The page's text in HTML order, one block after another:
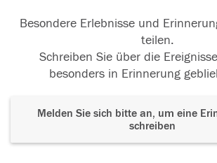
Besondere Erlebnisse und
teilen.
Schreiben Sie über die
besonders in Erinnerung
Melden Sie sich bitte an, um eine
schreiben